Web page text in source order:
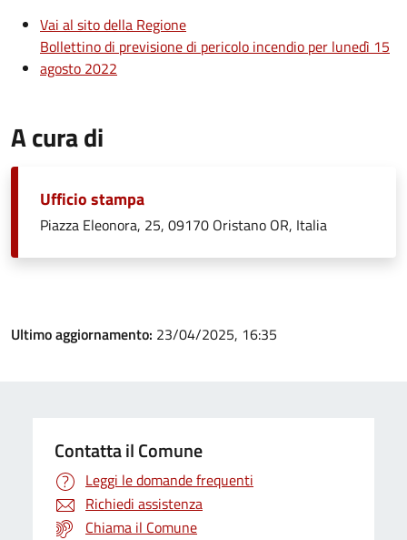
Vai al sito della Regione
Bollettino di previsione di pericolo incendio per lunedì 15
agosto 2022
A cura di
Ufficio stampa
Piazza Eleonora, 25, 09170 Oristano OR, Italia
Ultimo aggiornamento: 23/04/2025, 16:35
Contatta il Comune
Leggi le domande frequenti
Richiedi assistenza
Chiama il Comune